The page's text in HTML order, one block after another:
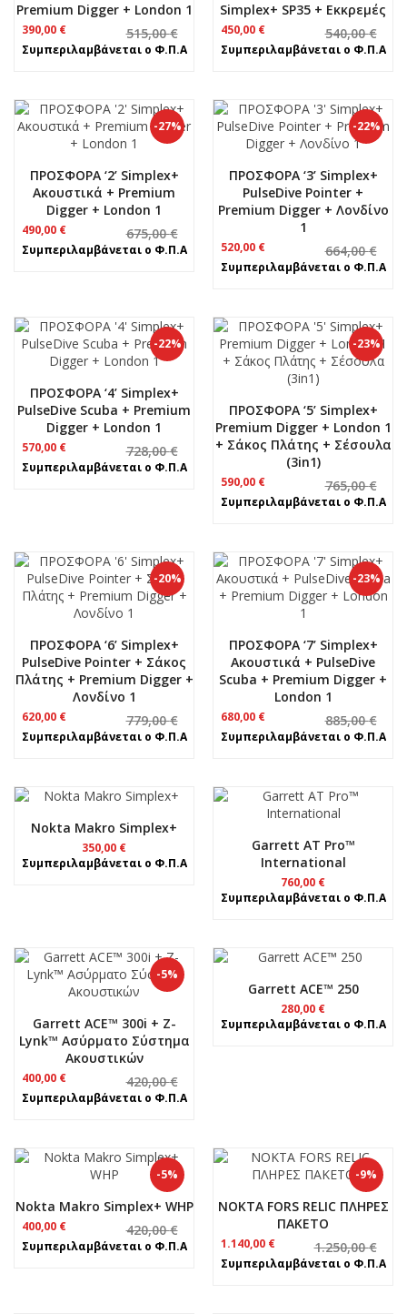
Premium Digger + London 1
515,00€
price
was:
390,00 €
τρέχουσα
τιμή
Συμπεριλαμβάνεται ο Φ.Π.Α
Simplex+ SP35 + Εκκρεμές
540,00€
price
was:
450,00 €
τρέχουσα
τιμή
Συμπεριλαμβάνεται ο Φ.Π.Α
-27%
ΠΡΟΣΦΟΡΑ ‘2’ Simplex+
Ακουστικά + Premium
Digger + London 1
675,00€
price
was:
490,00 €
τρέχουσα
τιμή
Συμπεριλαμβάνεται ο Φ.Π.Α
-22%
ΠΡΟΣΦΟΡΑ ‘3’ Simplex+
PulseDive Pointer +
Premium Digger + Λονδίνο
1
664,00€
price
was:
520,00 €
τρέχουσα
τιμή
Συμπεριλαμβάνεται ο Φ.Π.Α
-22%
ΠΡΟΣΦΟΡΑ ‘4’ Simplex+
PulseDive Scuba + Premium
Digger + London 1
728,00€
price
was:
570,00 €
τρέχουσα
τιμή
Συμπεριλαμβάνεται ο Φ.Π.Α
-23%
ΠΡΟΣΦΟΡΑ ‘5’ Simplex+
Premium Digger + London 1
+ Σάκος Πλάτης + Σέσουλα
(3in1)
765,00€
price
was:
590,00 €
τρέχουσα
τιμή
Συμπεριλαμβάνεται ο Φ.Π.Α
-20%
ΠΡΟΣΦΟΡΑ ‘6’ Simplex+
PulseDive Pointer + Σάκος
Πλάτης + Premium Digger +
Λονδίνο 1
779,00€
price
was:
620,00 €
τρέχουσα
τιμή
Συμπεριλαμβάνεται ο Φ.Π.Α
-23%
ΠΡΟΣΦΟΡΑ ‘7’ Simplex+
Ακουστικά + PulseDive
Scuba + Premium Digger +
London 1
885,00€
price
was:
680,00 €
τρέχουσα
τιμή
Συμπεριλαμβάνεται ο Φ.Π.Α
Nokta Makro Simplex+
350,00 €
Συμπεριλαμβάνεται ο Φ.Π.Α
Garrett AT Pro™
International
760,00 €
Συμπεριλαμβάνεται ο Φ.Π.Α
-5%
Garrett ACE™ 300i + Z-
Lynk™ Ασύρματο Σύστημα
Ακουστικών
420,00€
price
was:
400,00 €
τρέχουσα
τιμή
Συμπεριλαμβάνεται ο Φ.Π.Α
Garrett ACE™ 250
280,00 €
Συμπεριλαμβάνεται ο Φ.Π.Α
-5%
Nokta Makro Simplex+ WHP
420,00€
price
was:
400,00 €
τρέχουσα
τιμή
Συμπεριλαμβάνεται ο Φ.Π.Α
-9%
NOKTA FORS RELIC ΠΛΗΡΕΣ
ΠΑΚΕΤΟ
1.250,00€
Original
price
was:
1.140,00 €
τρέχουσα
τιμή
Συμπεριλαμβάνεται ο Φ.Π.Α